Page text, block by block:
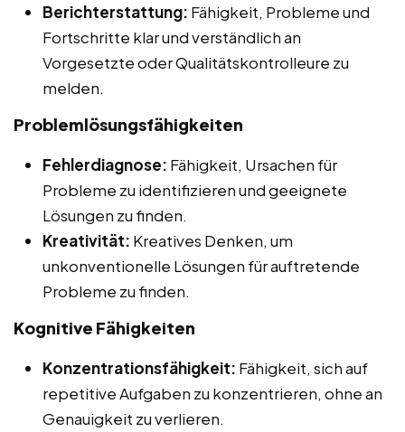
Berichterstattung: Fähigkeit, Probleme und
Fortschritte klar und verständlich an
Vorgesetzte oder Qualitätskontrolleure zu
melden.
Problemlösungsfähigkeiten
Fehlerdiagnose: Fähigkeit, Ursachen für
Probleme zu identifizieren und geeignete
Lösungen zu finden.
Kreativität: Kreatives Denken, um
unkonventionelle Lösungen für auftretende
Probleme zu finden.
Kognitive Fähigkeiten
Konzentrationsfähigkeit: Fähigkeit, sich auf
repetitive Aufgaben zu konzentrieren, ohne an
Genauigkeit zu verlieren.